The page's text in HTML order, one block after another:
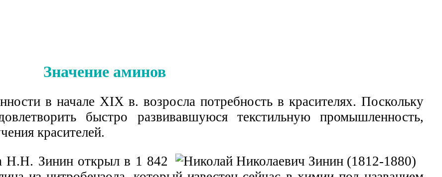
Значение аминов
в начале XIX в. возросла потребность в красителях. Поскольку
быстро развивавшуюся текстильную промышленность,
красителей.
Н.Н. Зинин открыл в 1 842